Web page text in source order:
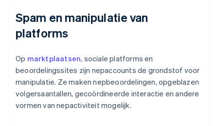
Spam en manipulatie van
platforms
Op marktplaatsen, sociale platforms en
beoordelingssites zijn nepaccounts de grondstof voor
manipulatie. Ze maken nepbeoordelingen, opgeblazen
volgersaantallen, gecoördineerde interactie en andere
vormen van nepactiviteit mogelijk.